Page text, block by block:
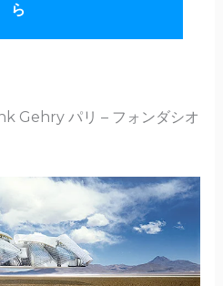
ら
Gehry パリ – フォンダシオ